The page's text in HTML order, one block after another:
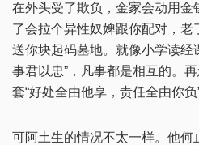
在外头受了欺负，金家会动用金
了会拉个异性奴婢跟你配对，老
送你块起码墓地。就像小学读经
事君以忠”，凡事都是相互的。
套“好处全由他享，责任全由你负
可阿土生的情况不太一样。他何